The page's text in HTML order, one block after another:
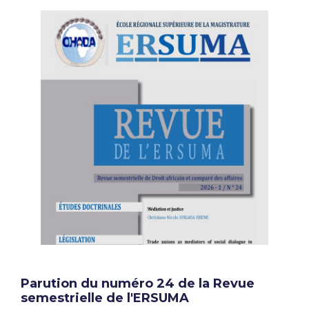
Parution du numéro 24 de la Revue
semestrielle de l'ERSUMA